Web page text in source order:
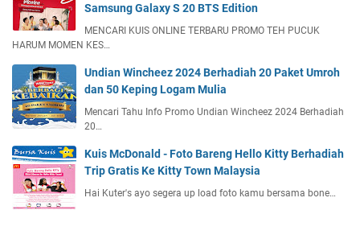
Samsung Galaxy S 20 BTS Edition
MENCARI KUIS ONLINE TERBARU PROMO TEH PUCUK
HARUM MOMEN KES…
Undian Wincheez 2024 Berhadiah 20 Paket Umroh
dan 50 Keping Logam Mulia
Mencari Tahu Info Promo Undian Wincheez 2024 Berhadiah
20…
Kuis McDonald - Foto Bareng Hello Kitty Berhadiah
Trip Gratis Ke Kitty Town Malaysia
Hai Kuter's ayo segera up load foto kamu bersama bone…